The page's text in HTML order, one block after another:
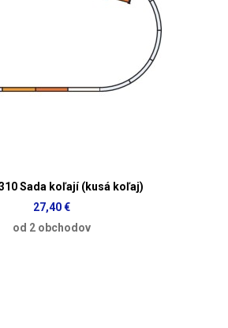
Sada koľají (kusá koľaj)
27,40 €
od 2 obchodov